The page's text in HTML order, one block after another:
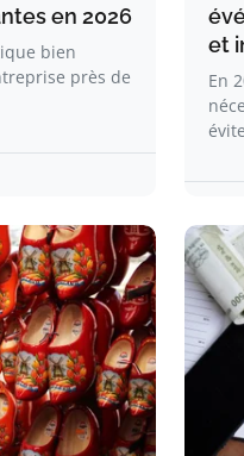
en 2026
bien
près de
et
En